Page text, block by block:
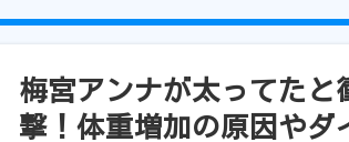
梅宮アンナが太ってたと
撃！体重増加の原因やダ